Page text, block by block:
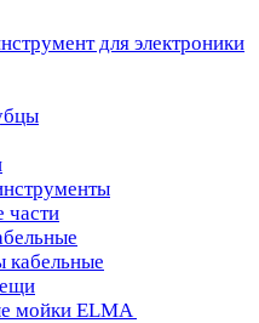
для электроники
части
мойки ELMA